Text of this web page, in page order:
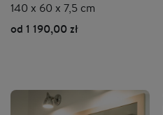
140 x 60 x 7,5 cm
od 1 190,00 zł